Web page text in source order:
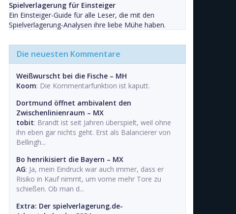
Spielverlagerung für Einsteiger
Ein Einsteiger-Guide für alle Leser, die mit den
Spielverlagerung-Analysen ihre liebe Mühe haben.
Die neuesten Kommentare
Weißwurscht bei die Fische – MH
Koom: Die Kommentarfunktion ist kaputt.
Dortmund öffnet ambivalent den
Zwischenlinienraum – MX
tobit: Brandt ist seit Jahren überspielt, weil ohne
ihn eben gar nichts geht. Erst als Balancierer von
Bellingh...
Bo henrikisiert die Bayern – MX
AG: Ja, mein Eindruck war auch immer, dass er
Risiko in Kauf nimmt, um vorne mehr Tore zu
schießen. Ob man d...
Extra: Der spielverlagerung.de-